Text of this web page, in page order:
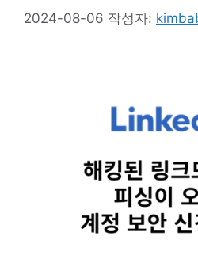
2024-08-06 작성자: